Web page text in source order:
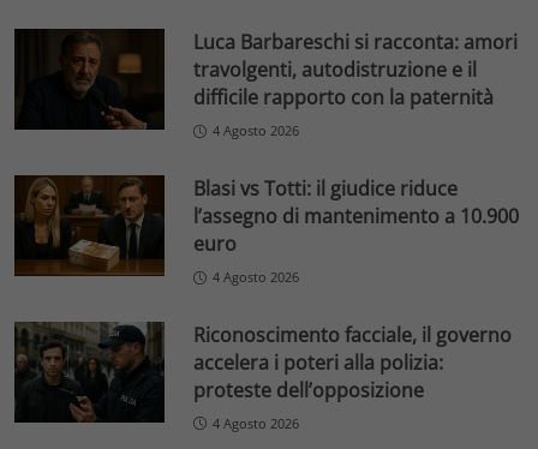
Luca Barbareschi si racconta: amori
travolgenti, autodistruzione e il
difficile rapporto con la paternità
4 Agosto 2026
Blasi vs Totti: il giudice riduce
l’assegno di mantenimento a 10.900
euro
4 Agosto 2026
Riconoscimento facciale, il governo
accelera i poteri alla polizia:
proteste dell’opposizione
4 Agosto 2026